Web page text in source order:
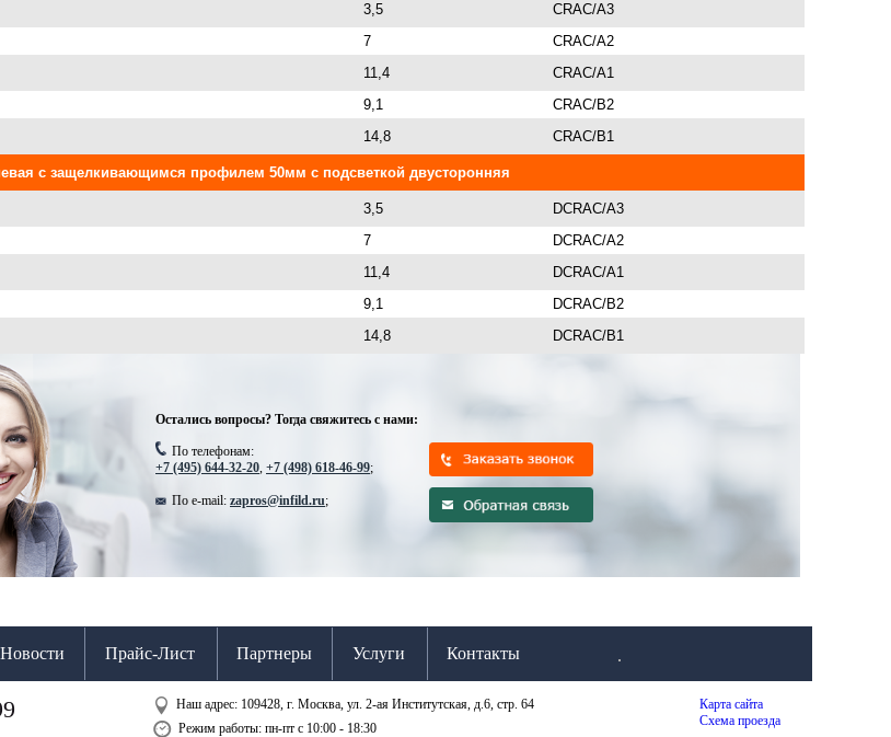
3,5
CRAC/A3
7
CRAC/A2
11,4
CRAC/A1
9,1
CRAC/B2
14,8 CRAC/B1
с защелкивающимся профилем 50мм с подсветкой двусторонняя
3,5
DCRAC/A3
7
DCRAC/A2
11,4
DCRAC/A1
9,1
DCRAC/B2
14,8 DCRAC/B1
Остались вопросы? Тогда свяжитесь с нами:
По телефонам:
+7 (495) 644-32-20, +7 (498) 618-46-99;
По e-mail: zapros@infild.ru;
Новости Прайс-Лист Партнеры Услуги Контакты
Наш адрес: 109428, г. Москва, ул. 2-ая Институтская, д.6, стр. 64
Режим работы: пн-пт с 10:00 - 18:30
Карта сайта
Схема проезда